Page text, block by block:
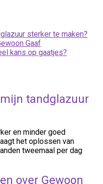
sterker te maken?
Gaaf
kans op gaatjes?
tandglazuur
en minder goed
het oplossen van
tweemaal per dag
over Gewoon